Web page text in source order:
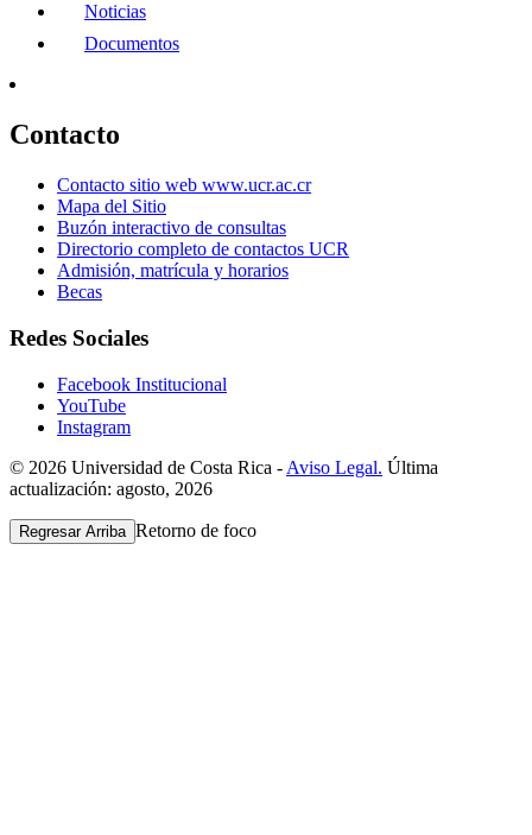
Noticias
Documentos
Contacto
Contacto sitio web www.ucr.ac.cr
Mapa del Sitio
Buzón interactivo de consultas
Directorio completo de contactos UCR
Admisión, matrícula y horarios
Becas
Redes Sociales
Facebook Institucional
YouTube
Instagram
© 2026 Universidad de Costa Rica - Aviso Legal. Última
actualización: agosto, 2026
Regresar Arriba Retorno de foco